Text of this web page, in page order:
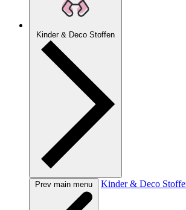
Kinder & Deco Stoffen
Prev main menu Kinder & Deco